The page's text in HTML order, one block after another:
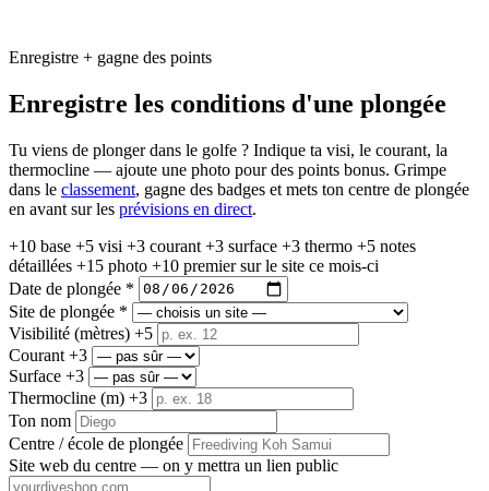
Enregistre + gagne des points
Enregistre les conditions d'une plongée
Tu viens de plonger dans le golfe ? Indique ta visi, le courant, la
thermocline — ajoute une photo pour des points bonus. Grimpe
dans le classement, gagne des badges et mets ton centre de plongée
en avant sur les prévisions en direct.
+10 base +5 visi +3 courant +3 surface +3 thermo +5 notes
détaillées +15 photo +10 premier sur le site ce mois-ci
Date de plongée *
Site de plongée *
Visibilité (mètres) +5
Courant +3
Surface +3
Thermocline (m) +3
Ton nom
Centre / école de plongée
Site web du centre — on y mettra un lien public